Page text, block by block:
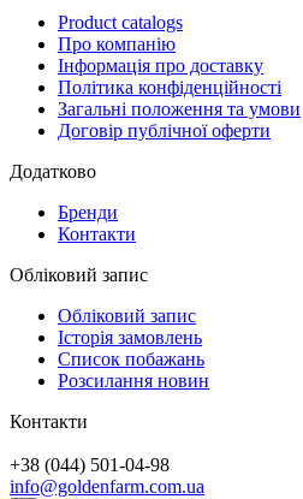
Product catalogs
Про компанію
Інформація про доставку
Політика конфіденційності
Загальні положення та умови
Договір публічної оферти
Додатково
Бренди
Контакти
Обліковий запис
Обліковий запис
Історія замовлень
Список побажань
Розсилання новин
Контакти
+38 (044) 501-04-98
info@goldenfarm.com.ua